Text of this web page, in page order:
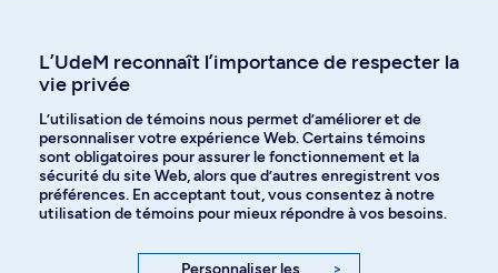
Langues
Facebook Instagram
YouTube
L’UdeM reconnaît l’importance de respecter la
vie privée
L’utilisation de témoins nous permet d’améliorer et de
personnaliser votre expérience Web. Certains témoins
sont obligatoires pour assurer le fonctionnement et la
sécurité du site Web, alors que d’autres enregistrent vos
préférences. En acceptant tout, vous consentez à notre
utilisation de témoins pour mieux répondre à vos besoins.
Personnaliser les >